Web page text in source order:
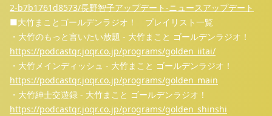
2-b7b1761d8573/長野智子アップデート-ニュースアップデート
■大竹まことゴールデンラジオ！ プレイリスト一覧
・大竹のもっと言いたい放題 - 大竹まこと ゴールデンラジオ！
https://podcastqr.joqr.co.jp/programs/golden_iitai/
・大竹メインディッシュ - 大竹まこと ゴールデンラジオ！
https://podcastqr.joqr.co.jp/programs/golden_main
・大竹紳士交遊録 - 大竹まこと ゴールデンラジオ！
https://podcastqr.joqr.co.jp/programs/golden_shinshi